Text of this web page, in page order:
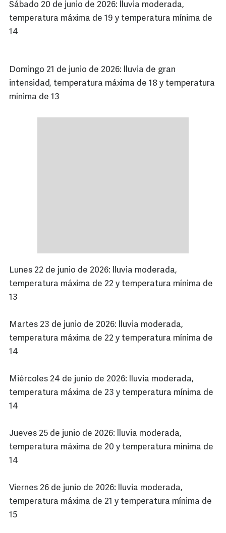
Sábado 20 de junio de 2026: lluvia moderada,
temperatura máxima de 19 y temperatura mínima de
14
Domingo 21 de junio de 2026: lluvia de gran
intensidad, temperatura máxima de 18 y temperatura
mínima de 13
Lunes 22 de junio de 2026: lluvia moderada,
temperatura máxima de 22 y temperatura mínima de
13
Martes 23 de junio de 2026: lluvia moderada,
temperatura máxima de 22 y temperatura mínima de
14
Miércoles 24 de junio de 2026: lluvia moderada,
temperatura máxima de 23 y temperatura mínima de
14
Jueves 25 de junio de 2026: lluvia moderada,
temperatura máxima de 20 y temperatura mínima de
14
Viernes 26 de junio de 2026: lluvia moderada,
temperatura máxima de 21 y temperatura mínima de
15